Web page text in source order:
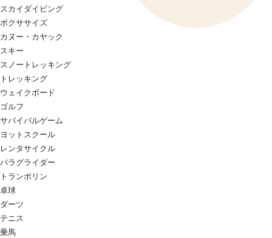
スカイダイビング
ボクササイズ
カヌー・カヤック
スキー
スノートレッキング
トレッキング
ウェイクボード
ゴルフ
サバイバルゲーム
ヨットスクール
レンタサイクル
パラグライダー
トランポリン
卓球
ダーツ
テニス
乗馬